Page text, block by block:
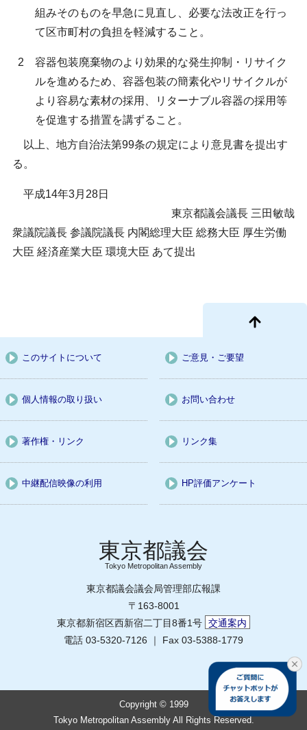
組みそのものを早急に見直し、必要な法改正を行っ
て区市町村の負担を軽減すること。
2
容器包装廃棄物のより効果的な発生抑制・リサイク
ルを進めるため、容器包装の簡素化やリサイクルが
より容易な素材の採用、リターナブル容器の採用等
を促進する措置を講ずること。
以上、地方自治法第99条の規定により意見書を提出す
る。
平成14年3月28日
東京都議会議長 三田敏哉
衆議院議長 参議院議長 内閣総理大臣 総務大臣 厚生労働
大臣 経済産業大臣 環境大臣 あて提出
このサイトについて ご意見・ご要望
個人情報の取り扱い お問い合わせ
著作権・リンク リンク集
中継配信映像の利用 HP評価アンケート
Tokyo Metropolitan Assembly
東京都議会議会局管理部広報課
〒163-8001
東京都新宿区西新宿二丁目8番1号 交通案内
電話 03-5320-7126 ｜ Fax 03-5388-1779
Copyright © 1999
Tokyo Metropolitan Assembly All Rights Reserved.